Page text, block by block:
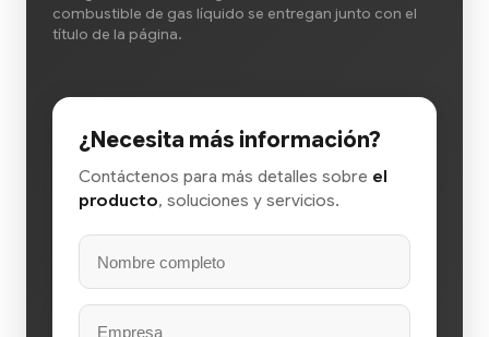
combustible de gas líquido se entregan junto con el
título de la página.
¿Necesita más información?
Contáctenos para más detalles sobre el
producto, soluciones y servicios.